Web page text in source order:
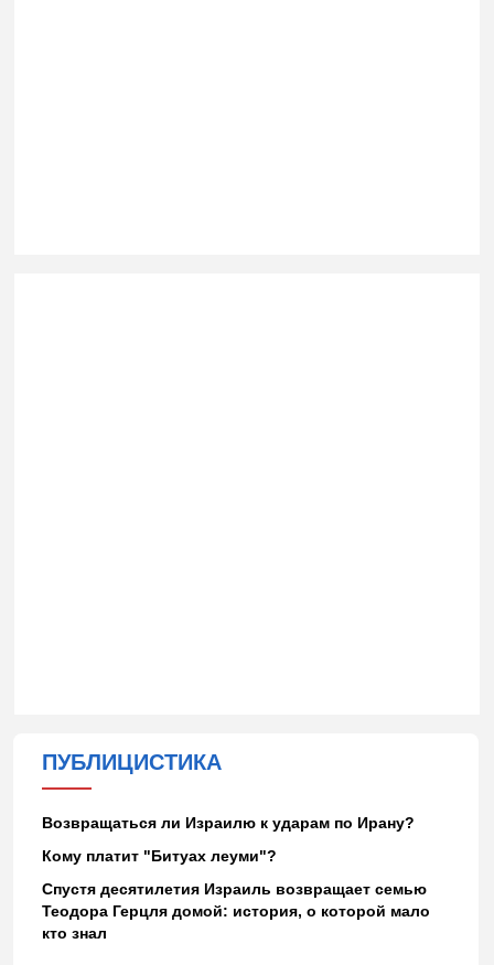
ПУБЛИЦИСТИКА
Возвращаться ли Израилю к ударам по Ирану?
Кому платит "Битуах леуми"?
Спустя десятилетия Израиль возвращает семью
Теодора Герцля домой: история, о которой мало
кто знал